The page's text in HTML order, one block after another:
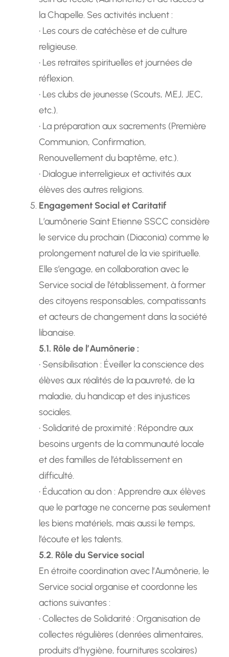
la Chapelle. Ses activités incluent :
• Les cours de catéchèse et de culture
religieuse.
• Les retraites spirituelles et journées de
réflexion.
• Les clubs de jeunesse (Scouts, MEJ, JEC,
etc.).
• La préparation aux sacrements (Première
Communion, Confirmation,
Renouvellement du baptême, etc.).
• Dialogue interreligieux et activités aux
élèves des autres religions.
Engagement Social et Caritatif
L’aumônerie Saint Etienne SSCC considère
le service du prochain (Diaconia) comme le
prolongement naturel de la vie spirituelle.
Elle s’engage, en collaboration avec le
Service social de l’établissement, à former
des citoyens responsables, compatissants
et acteurs de changement dans la société
libanaise.
5.1. Rôle de l’Aumônerie :
• Sensibilisation : Éveiller la conscience des
élèves aux réalités de la pauvreté, de la
maladie, du handicap et des injustices
sociales.
• Solidarité de proximité : Répondre aux
besoins urgents de la communauté locale
et des familles de l’établissement en
difficulté.
• Éducation au don : Apprendre aux élèves
que le partage ne concerne pas seulement
les biens matériels, mais aussi le temps,
l’écoute et les talents.
5.2. Rôle du Service social
En étroite coordination avec l’Aumônerie, le
Service social organise et coordonne les
actions suivantes :
• Collectes de Solidarité : Organisation de
collectes régulières (denrées alimentaires,
produits d’hygiène, fournitures scolaires)